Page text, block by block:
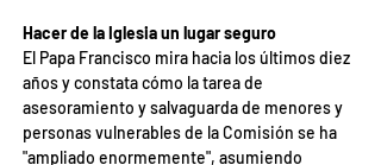
Hacer de la Iglesia un lugar seguro
El Papa Francisco mira hacia los últimos diez
años y constata cómo la tarea de
asesoramiento y salvaguarda de menores y
personas vulnerables de la Comisión se ha
"ampliado enormemente", asumiendo